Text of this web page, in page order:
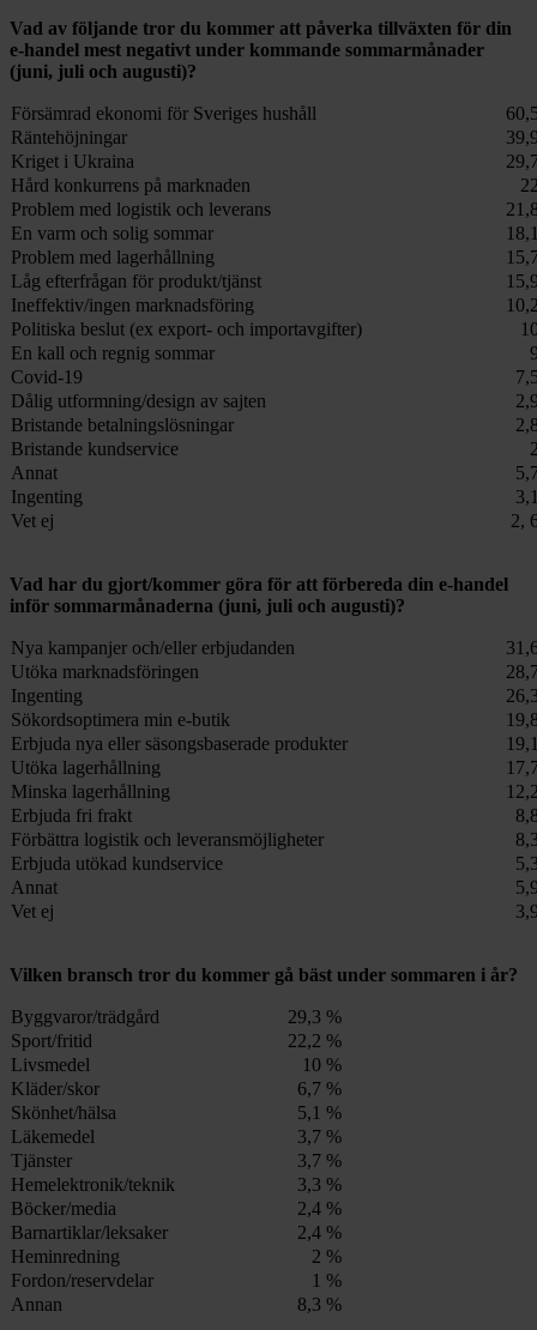
Vad av följande tror du kommer att påverka tillväxten för din
e-handel mest negativt under kommande sommarmånader
(juni, juli och augusti)?
Försämrad ekonomi för Sveriges hushåll
Räntehöjningar
Kriget i Ukraina
Hård konkurrens på marknaden
Problem med logistik och leverans
En varm och solig sommar
Problem med lagerhållning
Låg efterfrågan för produkt/tjänst
Ineffektiv/ingen marknadsföring
Politiska beslut (ex export- och importavgifter)
En kall och regnig sommar
Covid-19
Dålig utformning/design av sajten
Bristande betalningslösningar
Bristande kundservice
Annat
Ingenting
Vet ej
2,
Vad har du gjort/kommer göra för att förbereda din e-handel
inför sommarmånaderna (juni, juli och augusti)?
Nya kampanjer och/eller erbjudanden
Utöka marknadsföringen
Ingenting
Sökordsoptimera min e-butik
Erbjuda nya eller säsongsbaserade produkter
Utöka lagerhållning
Minska lagerhållning
Erbjuda fri frakt
Förbättra logistik och leveransmöjligheter
Erbjuda utökad kundservice
Annat
Vet ej
Vilken bransch tror du kommer gå bäst under sommaren i år?
Byggvaror/trädgård
29,3 %
Sport/fritid
22,2 %
Livsmedel
10 %
Kläder/skor
6,7 %
Skönhet/hälsa
5,1 %
Läkemedel
3,7 %
Tjänster
3,7 %
Hemelektronik/teknik
3,3 %
Böcker/media
2,4 %
Barnartiklar/leksaker
2,4 %
Heminredning
2 %
Fordon/reservdelar
1 %
Annan
8,3 %